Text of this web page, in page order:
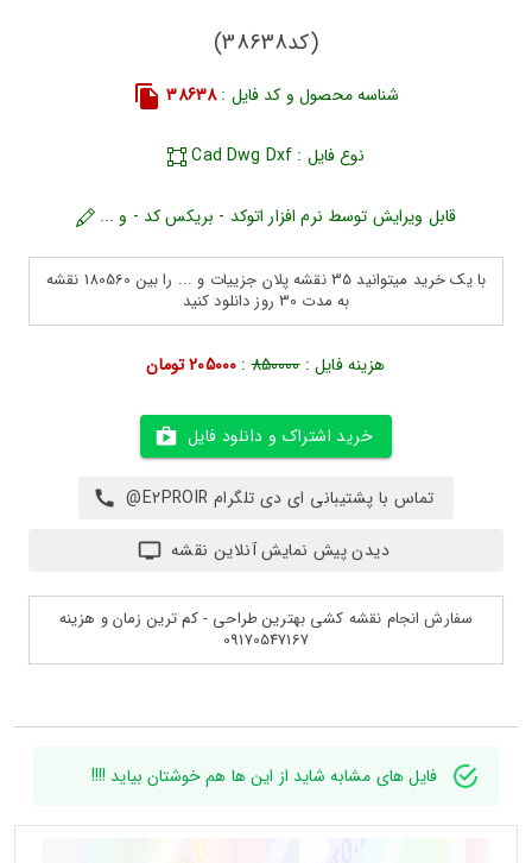
(کد38638)
شناسه محصول و کد فایل :38638
نوع فایل : Cad Dwg Dxf
قابل ویرایش توسط نرم افزار اتوکد - بریکس کد - و ...
با یک خرید میتوانید 35 نقشه پلان جزییات و ... را بین 180560 نقشه
به مدت 30 روز دانلود کنید
هزینه فایل :850000
: 205000 تومان
خرید اشتراک و دانلود فایل
تماس با پشتیبانی ای دی تلگرام E2PROIR@
دیدن پیش نمایش آنلاین نقشه
سفارش انجام نقشه کشی بهترین طراحی - کم ترین زمان و هزینه
09170547167
فایل های مشابه شاید از این ها هم خوشتان بیاید !!!!